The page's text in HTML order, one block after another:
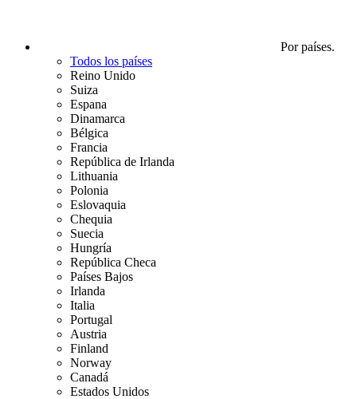
Por países.
Todos los países
Reino Unido
Suiza
Espana
Dinamarca
Bélgica
Francia
República de Irlanda
Lithuania
Polonia
Eslovaquia
Chequia
Suecia
Hungría
República Checa
Países Bajos
Irlanda
Italia
Portugal
Austria
Finland
Norway
Canadá
Estados Unidos